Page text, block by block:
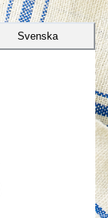
Svenska